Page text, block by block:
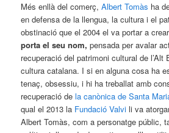
Més enllà del comerç,Albert Tomàs ha
en defensa de la llengua, la cultura i el
obstinació que el 2004 el va portar a crear
porta el seu nom, pensada per avalar
recuperació del patrimoni cultural de l’Alt
cultura catalana. I si en alguna cosa ha
tenaç, obsessiu, i hi ha treballat amb
recuperació de la canònica de Santa
qual el 2013 la Fundació Valvi li va
Albert Tomàs, com a personatge públic,